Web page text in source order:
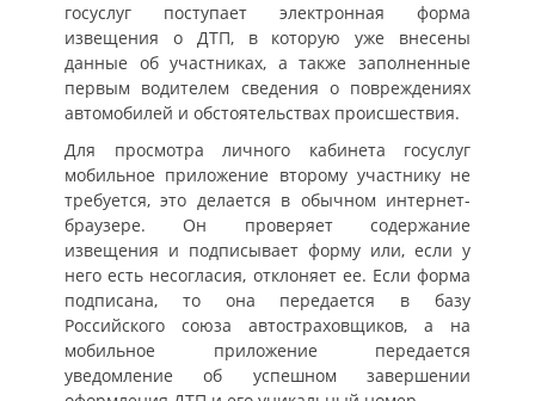
госуслуг поступает электронная форма
извещения о ДТП, в которую уже внесены
данные об участниках, а также заполненные
первым водителем сведения о повреждениях
автомобилей и обстоятельствах происшествия.
Для просмотра личного кабинета госуслуг
мобильное приложение второму участнику не
требуется, это делается в обычном интернет-
браузере. Он проверяет содержание
извещения и подписывает форму или, если у
него есть несогласия, отклоняет ее. Если форма
подписана, то она передается в базу
Российского союза автостраховщиков, а на
мобильное приложение передается
уведомление об успешном завершении